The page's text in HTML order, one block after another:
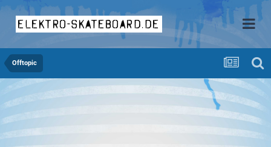
elektro-skateboard.de
Offtopic